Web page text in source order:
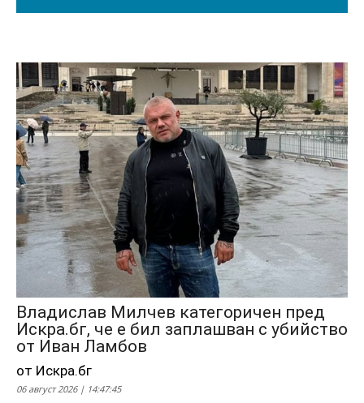
Владислав Милчев категоричен пред
Искра.бг, че е бил заплашван с убийство
от Иван Ламбов
от Искра.бг
06 август 2026 | 14:47:45